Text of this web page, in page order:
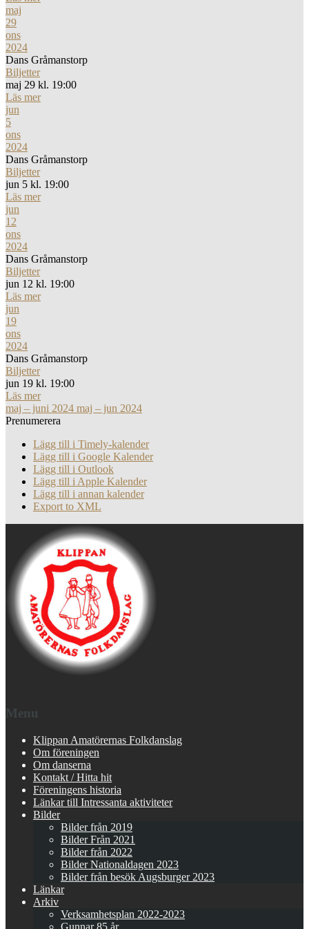
maj
29
ons
2024
Dans Gråmanstorp
Biljetter
maj 29 kl. 19:00
Läs mer
jun
5
ons
2024
Dans Gråmanstorp
Biljetter
jun 5 kl. 19:00
Läs mer
jun
12
ons
2024
Dans Gråmanstorp
Biljetter
jun 12 kl. 19:00
Läs mer
jun
19
ons
2024
Dans Gråmanstorp
Biljetter
jun 19 kl. 19:00
Läs mer
maj – juni 2024 maj – jun 2024
Prenumerera
Lägg till i Timely-kalender
Lägg till i Google Kalender
Lägg till i Outlook
Lägg till i Apple Kalender
Lägg till i annan kalender
Export to XML
Menu
Klippan Amatörernas Folkdanslag
Om föreningen
Om danserna
Kontakt / Hitta hit
Föreningens historia
Länkar till Intressanta aktiviteter
Bilder
Bilder från 2019
Bilder Från 2021
Bilder från 2022
Bilder Nationaldagen 2023
Bilder från besök Augsburger 2023
Länkar
Arkiv
Verksamhetsplan 2022-2023
Gunnar 85 år